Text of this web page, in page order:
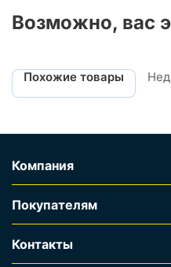
Возможно, вас
Похожие товары
Компания
Покупателям
Контакты